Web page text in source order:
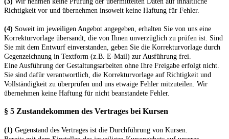
Richtigkeit vor und übernehmen insoweit keine Haftung für Fehler.
(4) Soweit im jeweiligen Angebot angegeben, erhalten Sie von uns eine
Korrekturvorlage übersandt, die von Ihnen unverzüglich zu prüfen ist. Sind
Sie mit dem Entwurf einverstanden, geben Sie die Korrekturvorlage durch
Gegenzeichnung in Textform (z.B. E-Mail) zur Ausführung frei.
Eine Ausführung der Gestaltungsarbeiten ohne Ihre Freigabe erfolgt nicht.
Sie sind dafür verantwortlich, die Korrekturvorlage auf Richtigkeit und
Vollständigkeit zu überprüfen und uns etwaige Fehler mitzuteilen. Wir
übernehmen keine Haftung für nicht beanstandete Fehler.
§ 5 Zustandekommen des Vertrages bei Kursen
(1) Gegenstand des Vertrages ist die Durchführung von Kursen.